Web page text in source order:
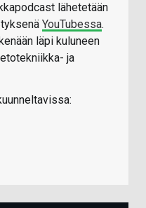
lähetetään
YouTubessa.
läpi kuluneen
ja